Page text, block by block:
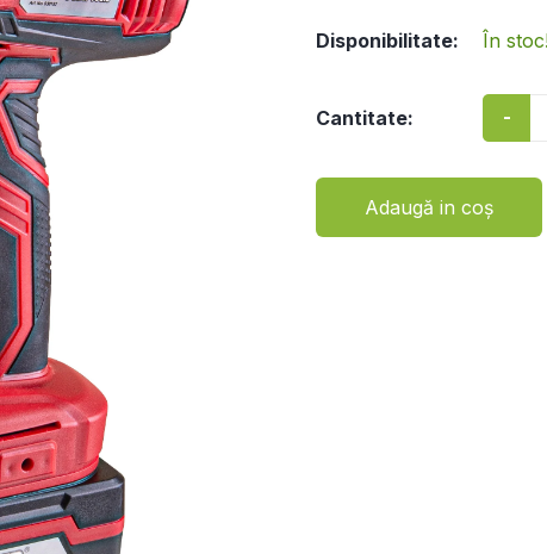
Disponibilitate: În
Cantitate: -
Adaugă in coş